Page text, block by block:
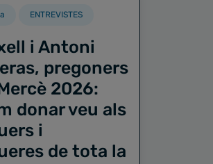
ENTREVISTES
i Antoni
pregoners
2026:
donar veu als
i
de tota la